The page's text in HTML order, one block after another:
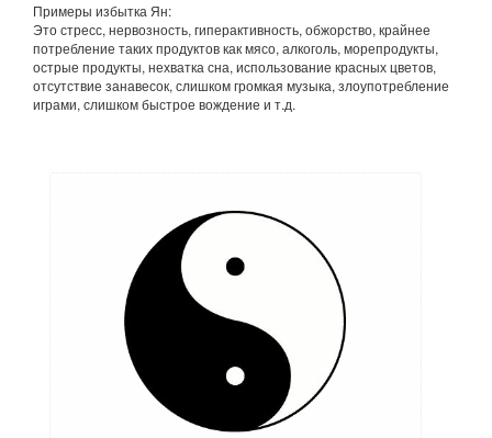
Примеры избытка Ян:
Это стресс, нервозность, гиперактивность, обжорство, крайнее
потребление таких продуктов как мясо, алкоголь, морепродукты,
острые продукты, нехватка сна, использование красных цветов,
отсутствие занавесок, слишком громкая музыка, злоупотребление
играми, слишком быстрое вождение и т.д.